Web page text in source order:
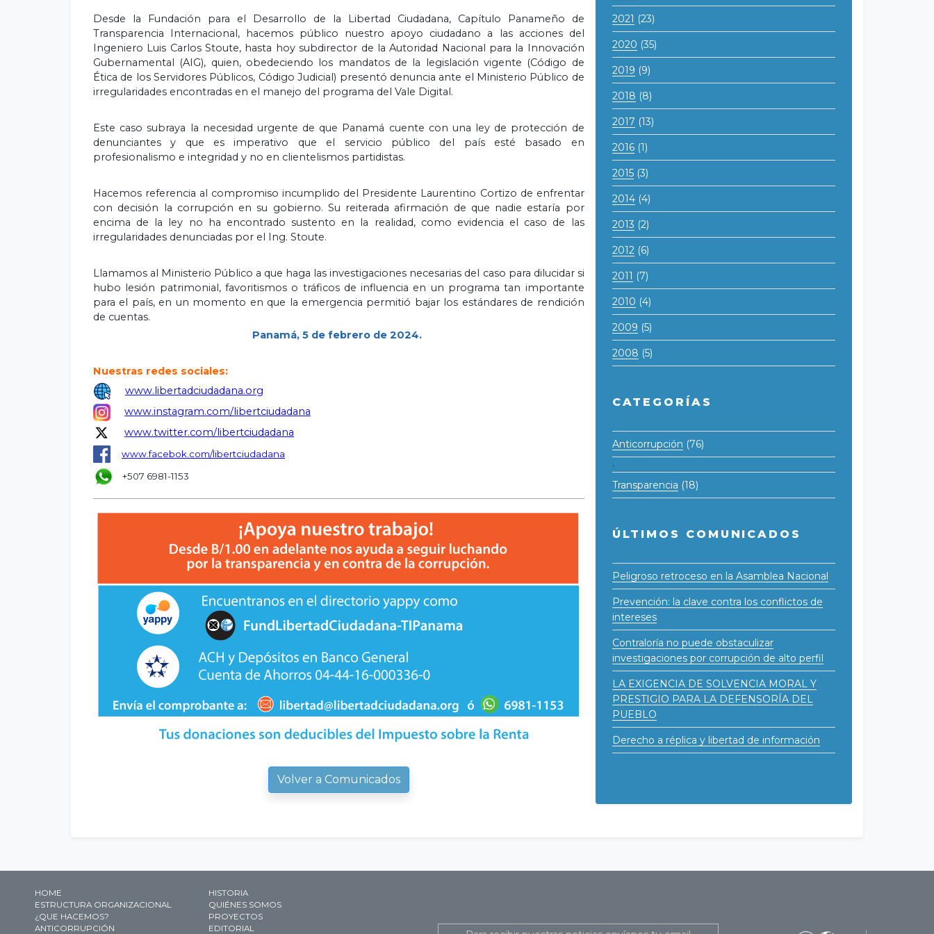
Desde la Fundación para el Desarrollo de la Libertad Ciudadana, Capítulo Panameño de
Transparencia Internacional, hacemos público nuestro apoyo ciudadano a las acciones del
Ingeniero Luis Carlos Stoute, hasta hoy subdirector de la Autoridad Nacional para la Innovación
Gubernamental (AIG), quien, obedeciendo los mandatos de la legislación vigente (Código de
Ética de los Servidores Públicos, Código Judicial) presentó denuncia ante el Ministerio Público de
irregularidades encontradas en el manejo del programa del Vale Digital.
Este caso subraya la necesidad urgente de que Panamá cuente con una ley de protección de
denunciantes y que es imperativo que el servicio público del país esté basado en
profesionalismo e integridad y no en clientelismos partidistas.
Hacemos referencia al compromiso incumplido del Presidente Laurentino Cortizo de enfrentar
con decisión la corrupción en su gobierno. Su reiterada afirmación de que nadie estaría por
encima de la ley no ha encontrado sustento en la realidad, como evidencia el caso de las
irregularidades denunciadas por el Ing. Stoute.
Llamamos al Ministerio Público a que haga las investigaciones necesarias del caso para dilucidar si
hubo lesión patrimonial, favoritismos o tráficos de influencia en un programa tan importante
para el país, en un momento en que la emergencia permitió bajar los estándares de rendición
de cuentas.
Panamá, 5 de febrero de 2024.
Nuestras redes sociales:
www.libertadciudadana.org
www.instagram.com/libertciudadana
www.twitter.com/libertciudadana
www.facebok.com/libertciudadana
+507 6981-1153
Volver a Comunicados
2021 (23)
2020 (35)
2019 (9)
2018 (8)
2017 (13)
2016(1)
2015(3)
2014(4)
2013 (2)
2012(6)
2011 (7)
2010 (4)
2009 (5)
2008 (5)
CATEGORÍAS
Anticorrupción (76)
·
Transparencia (18)
ÚLTIMOS COMUNICADOS
Peligroso retroceso en la Asamblea Nacional
Prevención: la clave contra los conflictos de
intereses
Contraloría no puede obstaculizar
investigaciones por corrupción de alto perfil
LA EXIGENCIA DE SOLVENCIA MORAL Y
PRESTIGIO PARA LA DEFENSORÍA DEL
PUEBLO
Derecho a réplica y libertad de información
HOME
HISTORIA
ESTRUCTURA ORGANIZACIONAL
QUIÉNES SOMOS
¿QUE HACEMOS?
PROYECTOS
ANTICORRUPCIÓN
EDITORIAL Email